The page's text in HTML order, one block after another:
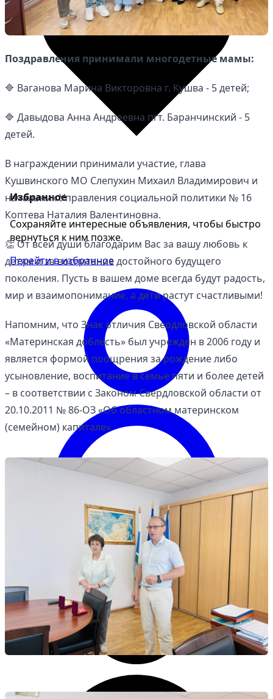
Избранное
Сохраняйте интересные объявления, чтобы быстро
вернуться к ним позже.
Перейти в избранное
Поздравления принимали многодетные мамы:
🔷 Ваганова Марина Викторовна г. Кушва - 5 детей;
🔷 Давыдова Анна Андреевна пгт. Баранчинский - 5
детей.
В награждении принимали участие, глава
Кушвинского МО Слепухин Михаил Владимирович и
начальник Управления социальной политики № 16
Коптева Наталия Валентиновна.
👏 От всей души благодарим Вас за вашу любовь к
детям и за воспитание достойного будущего
поколения. Пусть в вашем доме всегда будут радость,
мир и взаимопонимание, а дети растут счастливыми!
Напомним, что Знак отличия Свердловской области
«Материнская доблесть» был учрежден в 2006 году и
является формой поощрения за рождение либо
усыновление, воспитание в семье пяти и более детей
– в соответствии с Законом Свердловской области от
20.10.2011 № 86-ОЗ «Об областном материнском
(семейном) капитале».